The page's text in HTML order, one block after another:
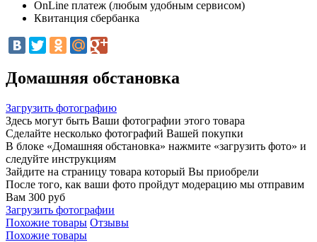
OnLine платеж (любым удобным сервисом)
Квитанция сбербанка
Домашняя обстановка
Загрузить фотографию
Здесь могут быть Ваши фотографии этого товара
Сделайте несколько фотографий Вашей покупки
В блоке «Домашняя обстановка» нажмите «загрузить фото» и
следуйте инструкциям
Зайдите на страницу товара который Вы приобрели
После того, как ваши фото пройдут модерацию мы отправим
Вам 300 руб
Загрузить фотографии
Похожие товары Отзывы
Похожие товары